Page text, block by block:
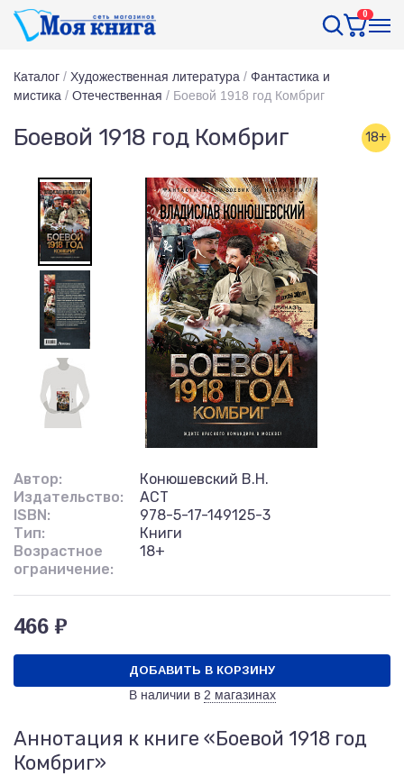
0
Каталог / Художественная литература / Фантастика и
мистика / Отечественная / Боевой 1918 год Комбриг
Боевой 1918 год Комбриг 18+
Автор:
Конюшевский В.Н.
Издательство:
АСТ
ISBN:
978-5-17-149125-3
Тип:
Книги
Возрастное
ограничение:
18+
466 ₽
ДОБАВИТЬ В КОРЗИНУ
В наличии в 2 магазинах
Аннотация к книге «Боевой 1918 год
Комбриг»